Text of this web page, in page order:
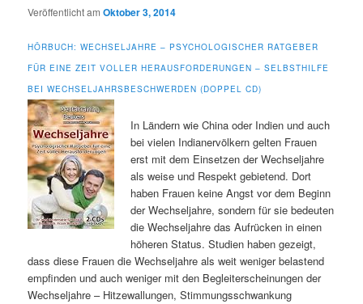
Veröffentlicht amOktober 3, 2014
HÖRBUCH: WECHSELJAHRE – PSYCHOLOGISCHER RATGEBER
FÜR EINE ZEIT VOLLER HERAUSFORDERUNGEN – SELBSTHILFE
BEI WECHSELJAHRSBESCHWERDEN (DOPPEL CD)
In Ländern wie China oder Indien und auch
bei vielen Indianervölkern gelten Frauen
erst mit dem Einsetzen der Wechseljahre
als weise und Respekt gebietend. Dort
haben Frauen keine Angst vor dem Beginn
der Wechseljahre, sondern für sie bedeuten
die Wechseljahre das Aufrücken in einen
höheren Status. Studien haben gezeigt,
dass diese Frauen die Wechseljahre als weit weniger belastend
empfinden und auch weniger mit den Begleiterscheinungen der
Wechseljahre – Hitzewallungen, Stimmungsschwankung